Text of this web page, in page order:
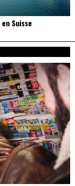
Suisse